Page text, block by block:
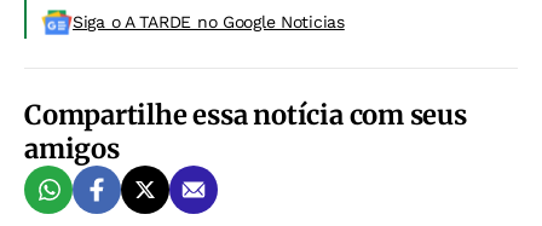
Siga o A TARDE no Google Noticias
Compartilhe essa notícia com seus
amigos